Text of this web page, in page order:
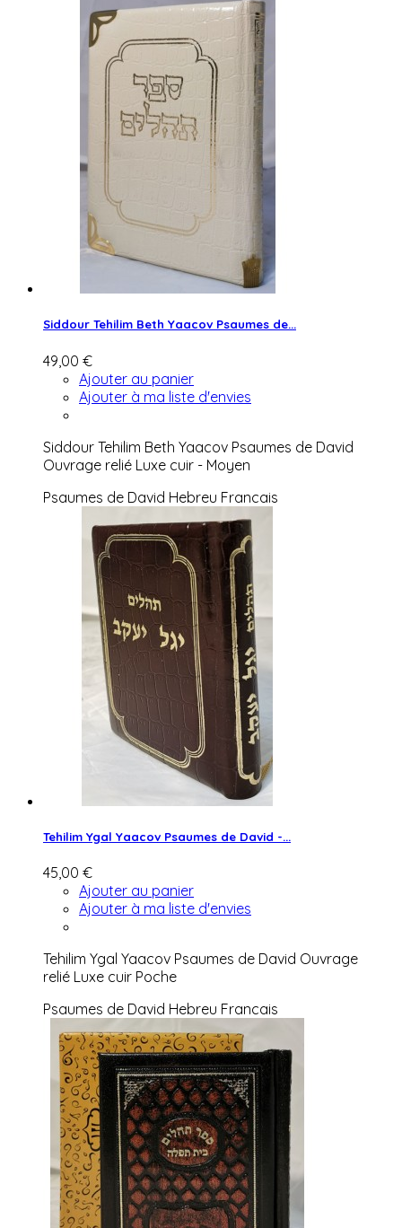
Siddour Tehilim Beth Yaacov Psaumes de...
49,00 €
Ajouter au panier
Ajouter à ma liste d'envies
Siddour Tehilim Beth Yaacov Psaumes de David
Ouvrage relié Luxe cuir - Moyen
Psaumes de David Hebreu Francais
Tehilim Ygal Yaacov Psaumes de David -...
45,00 €
Ajouter au panier
Ajouter à ma liste d'envies
Tehilim Ygal Yaacov Psaumes de David Ouvrage
relié Luxe cuir Poche
Psaumes de David Hebreu Francais